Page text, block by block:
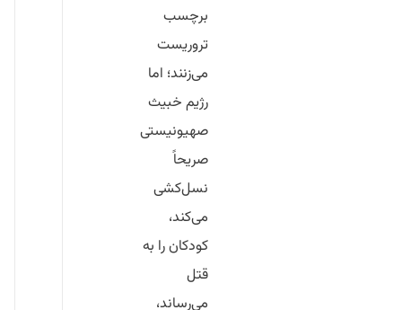
برچسب
تروریست
می‌زنند؛ اما
رژیم خبیث
صهیونیستی
صریحاً
نسل‌کشی
می‌کند،
کودکان را به
قتل
می‌رساند،